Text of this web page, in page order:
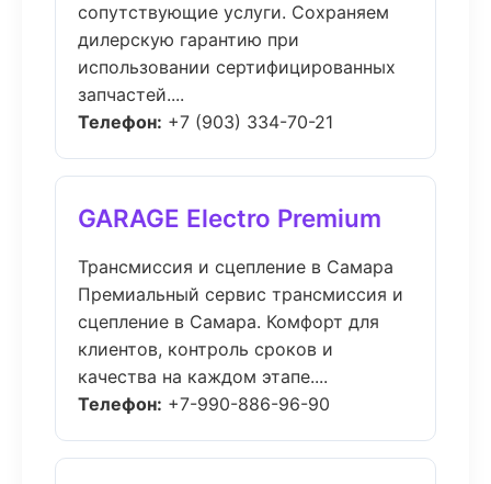
сопутствующие услуги. Сохраняем
дилерскую гарантию при
использовании сертифицированных
запчастей....
Телефон: +7 (903) 334-70-21
GARAGE Electro Premium
Трансмиссия и сцепление в Самара
Премиальный сервис трансмиссия и
сцепление в Самара. Комфорт для
клиентов, контроль сроков и
качества на каждом этапе....
Телефон: +7-990-886-96-90